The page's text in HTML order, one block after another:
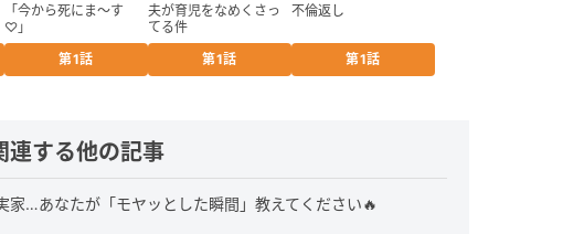
「今から死にま〜す
♡」
第1話
夫が育児をなめくさっ
てる件
第1話
不倫返し
第1話
連する他の記事
家…あなたが「モヤッとした瞬間」教えてください🔥